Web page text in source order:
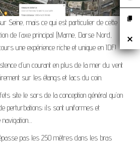
Seine, mais ce qui est particulier de cette
de l’axe principal (Marne, Darse Nord,
une expérience riche et unique en IDF!
d’un courant en plus de la mer du vent
sur les étangs et lacs du coin.
site le sors de la conception général qu’on
perturbations; ils sont uniformes et
pas les 250 mètres dans les bras